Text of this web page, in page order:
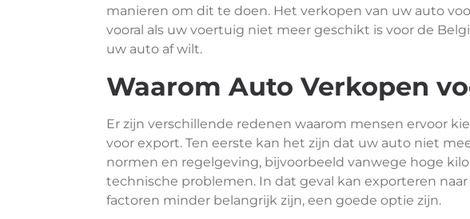
manieren om dit te doen. Het verkopen van uw auto
vooral als uw voertuig niet meer geschikt is voor de
uw auto af wilt.
Waarom Auto Verkopen
Er zijn verschillende redenen waarom mensen ervoor
voor export. Ten eerste kan het zijn dat uw auto niet
normen en regelgeving, bijvoorbeeld vanwege hoge
technische problemen. In dat geval kan exporteren
factoren minder belangrijk zijn, een goede optie zijn.